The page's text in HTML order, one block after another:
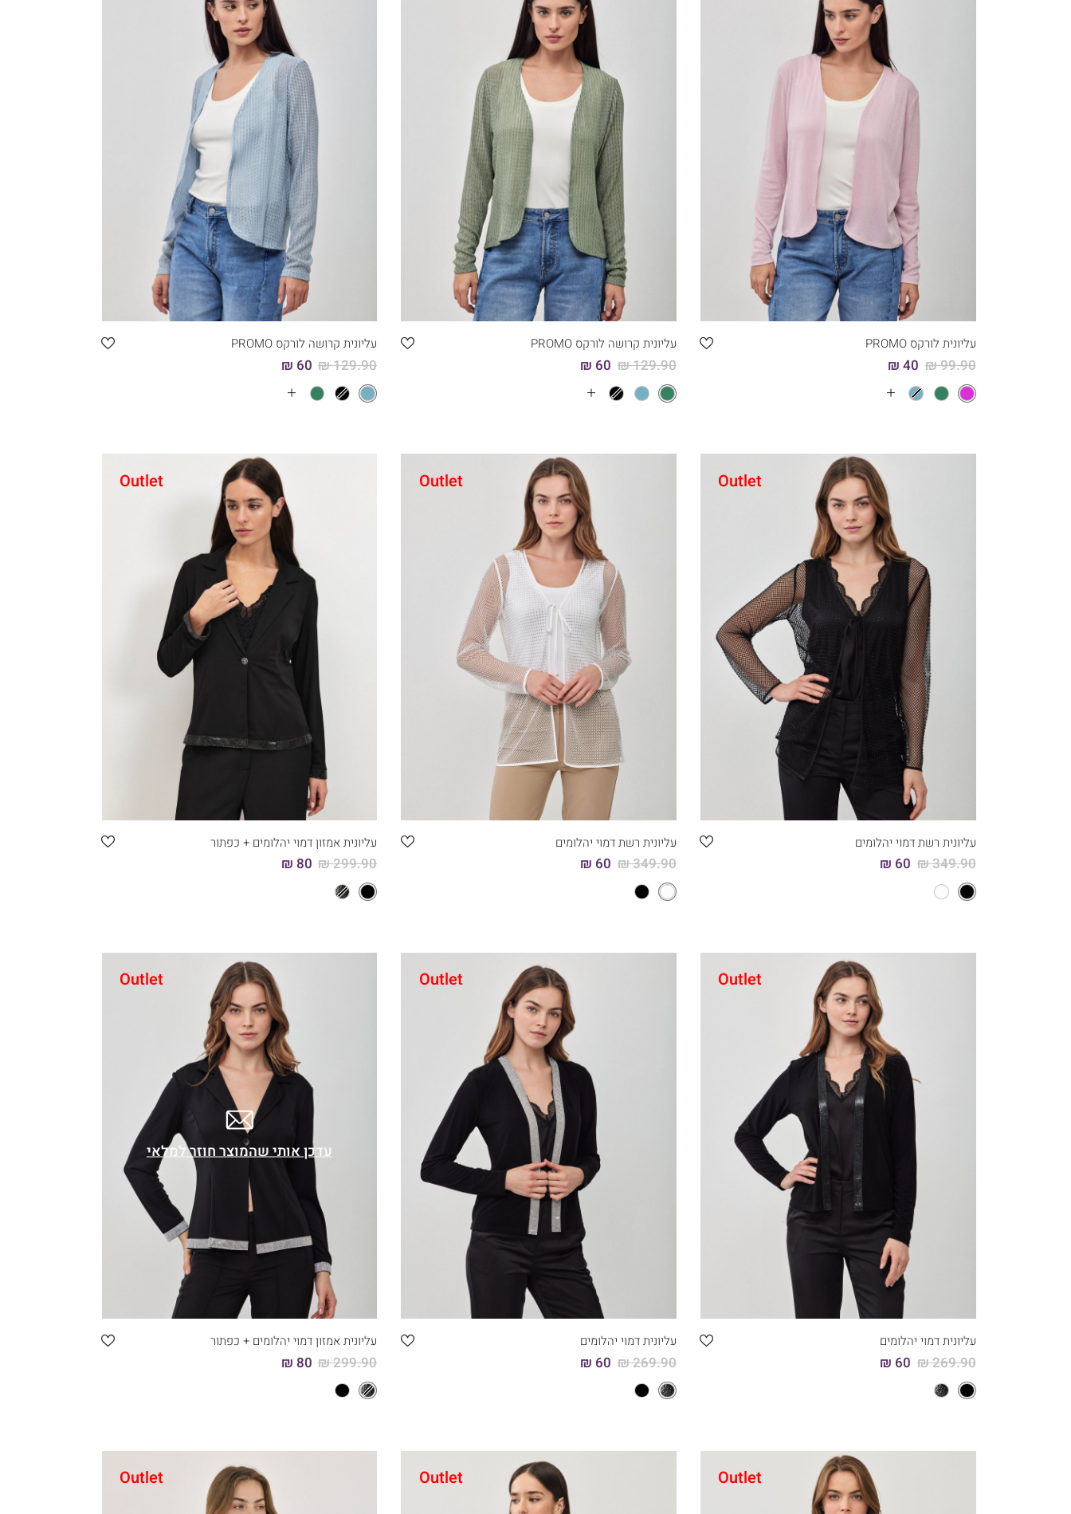
2
3
4
5
קני עכשיו
עליונית לורקס PROMO
40 ₪ 99.90 ₪
עוד
1
2
3
4
5
6
קני עכשיו
עליונית קרושה לורקס PROMO
60 ₪ 129.90 ₪
עוד
1
2
3
4
5
6
קני עכשיו
עליונית קרושה לורקס PROMO
60 ₪ 129.90 ₪
עוד
Outlet
36
40
44
קני עכשיו
עליונית רשת דמוי יהלומים
60 ₪ 349.90 ₪
Outlet
40
44
קני עכשיו
עליונית רשת דמוי יהלומים
60 ₪ 349.90 ₪
Outlet
1
עליונית אמזון דמוי יהלומים + כפתור
80 ₪ 299.90 ₪
Outlet
1
3
5
קני עכשיו
עליונית דמוי יהלומים
60 ₪ 269.90 ₪
Outlet
4
6
קני עכשיו
עליונית דמוי יהלומים
60 ₪ 269.90 ₪
Outlet
עליונית אמזון דמוי יהלומים + כפתור
80 ₪ 299.90 ₪
Outlet
Outlet
Outlet